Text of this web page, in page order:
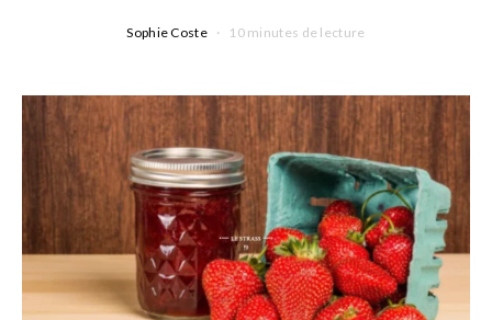
Sophie Coste 10 minutes de lecture